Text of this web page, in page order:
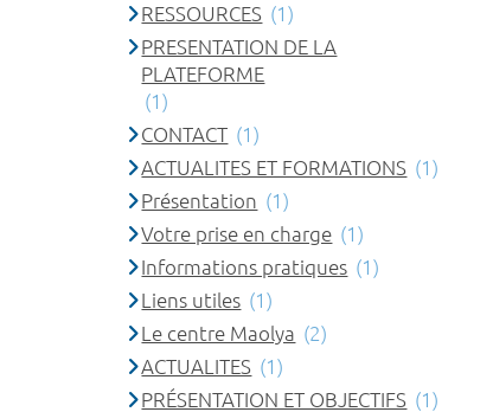
RESSOURCES (1)
PRESENTATION DE LA
PLATEFORME
(1)
CONTACT (1)
ACTUALITES ET FORMATIONS (1)
Présentation (1)
Votre prise en charge (1)
Informations pratiques (1)
Liens utiles (1)
Le centre Maolya (2)
ACTUALITES (1)
PRÉSENTATION ET OBJECTIFS (1)